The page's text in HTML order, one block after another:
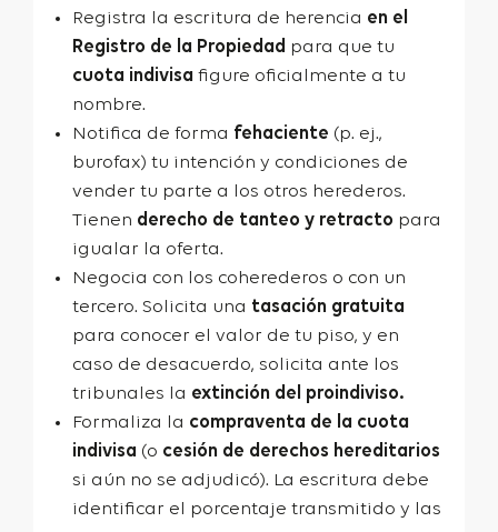
Registra la escritura de herencia en el
Registro de la Propiedad para que tu
cuota indivisa figure oficialmente a tu
nombre.
Notifica de forma fehaciente (p. ej.,
burofax) tu intención y condiciones de
vender tu parte a los otros herederos.
Tienen derecho de tanteo y retracto para
igualar la oferta.
Negocia con los coherederos o con un
tercero. Solicita una tasación gratuita
para conocer el valor de tu piso, y en
caso de desacuerdo, solicita ante los
tribunales la extinción del proindiviso.
Formaliza la compraventa de la cuota
indivisa (o cesión de derechos hereditarios
si aún no se adjudicó). La escritura debe
identificar el porcentaje transmitido y las